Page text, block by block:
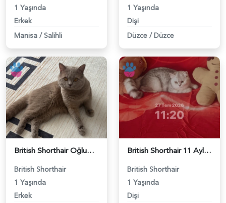
1 Yaşında
Erkek
Manisa / Salihli
1 Yaşında
Dişi
Düzce / Düzce
British Shorthair Oğlumuza eş arıyoruz - 118984638
British Shorthair
1 Yaşında
Erkek
British Shorthair 11 Aylık Kızım Eş Arıyor - 118984640
British Shorthair
1 Yaşında
Dişi